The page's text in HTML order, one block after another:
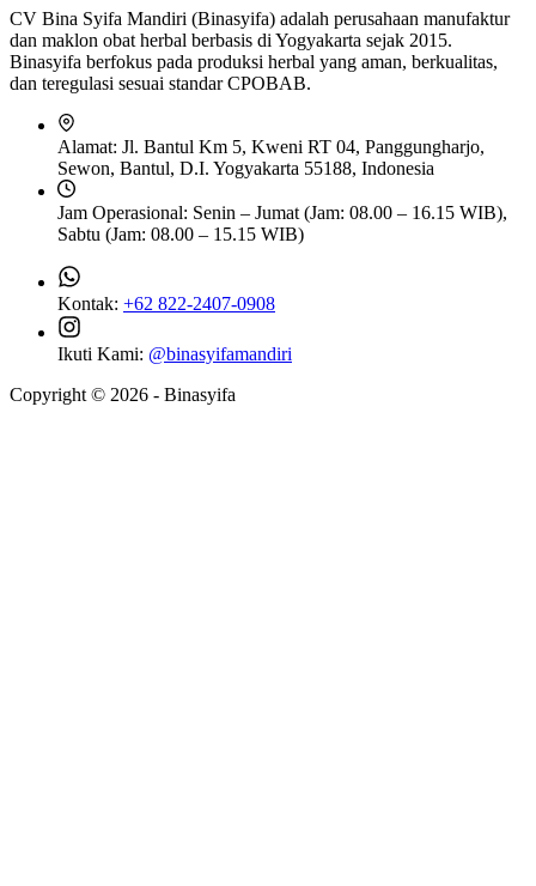
CV Bina Syifa Mandiri (Binasyifa) adalah perusahaan manufaktur
dan maklon obat herbal berbasis di Yogyakarta sejak 2015.
Binasyifa berfokus pada produksi herbal yang aman, berkualitas,
dan teregulasi sesuai standar CPOBAB.
Alamat: Jl. Bantul Km 5, Kweni RT 04, Panggungharjo,
Sewon, Bantul, D.I. Yogyakarta 55188, Indonesia
Jam Operasional: Senin – Jumat (Jam: 08.00 – 16.15 WIB),
Sabtu (Jam: 08.00 – 15.15 WIB)
Kontak: +62 822-2407-0908
Ikuti Kami: @binasyifamandiri
Copyright © 2026 - Binasyifa